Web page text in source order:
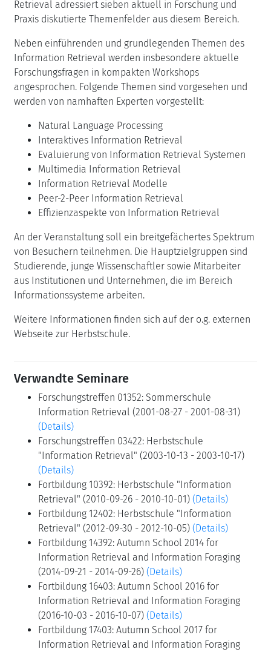
Retrieval adressiert sieben aktuell in Forschung und
Praxis diskutierte Themenfelder aus diesem Bereich.
Neben einführenden und grundlegenden Themen des
Information Retrieval werden insbesondere aktuelle
Forschungsfragen in kompakten Workshops
angesprochen. Folgende Themen sind vorgesehen und
werden von namhaften Experten vorgestellt:
Natural Language Processing
Interaktives Information Retrieval
Evaluierung von Information Retrieval Systemen
Multimedia Information Retrieval
Information Retrieval Modelle
Peer-2-Peer Information Retrieval
Effizienzaspekte von Information Retrieval
An der Veranstaltung soll ein breitgefächertes Spektrum
von Besuchern teilnehmen. Die Hauptzielgruppen sind
Studierende, junge Wissenschaftler sowie Mitarbeiter
aus Institutionen und Unternehmen, die im Bereich
Informationssysteme arbeiten.
Weitere Informationen finden sich auf der o.g. externen
Webseite zur Herbstschule.
Verwandte Seminare
Forschungstreffen 01352: Sommerschule
Information Retrieval (2001-08-27 - 2001-08-31)
(Details)
Forschungstreffen 03422: Herbstschule
"Information Retrieval" (2003-10-13 - 2003-10-17)
(Details)
Fortbildung 10392: Herbstschule "Information
Retrieval" (2010-09-26 - 2010-10-01) (Details)
Fortbildung 12402: Herbstschule "Information
Retrieval" (2012-09-30 - 2012-10-05) (Details)
Fortbildung 14392: Autumn School 2014 for
Information Retrieval and Information Foraging
(2014-09-21 - 2014-09-26) (Details)
Fortbildung 16403: Autumn School 2016 for
Information Retrieval and Information Foraging
(2016-10-03 - 2016-10-07) (Details)
Fortbildung 17403: Autumn School 2017 for
Information Retrieval and Information Foraging